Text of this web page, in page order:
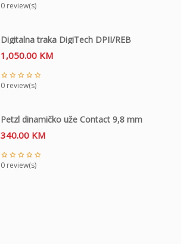
0 review(s)
Digitalna traka DigiTech DPII/REB
1,050.00 KM
0 review(s)
Petzl dinamičko uže Contact 9,8 mm
340.00 KM
0 review(s)